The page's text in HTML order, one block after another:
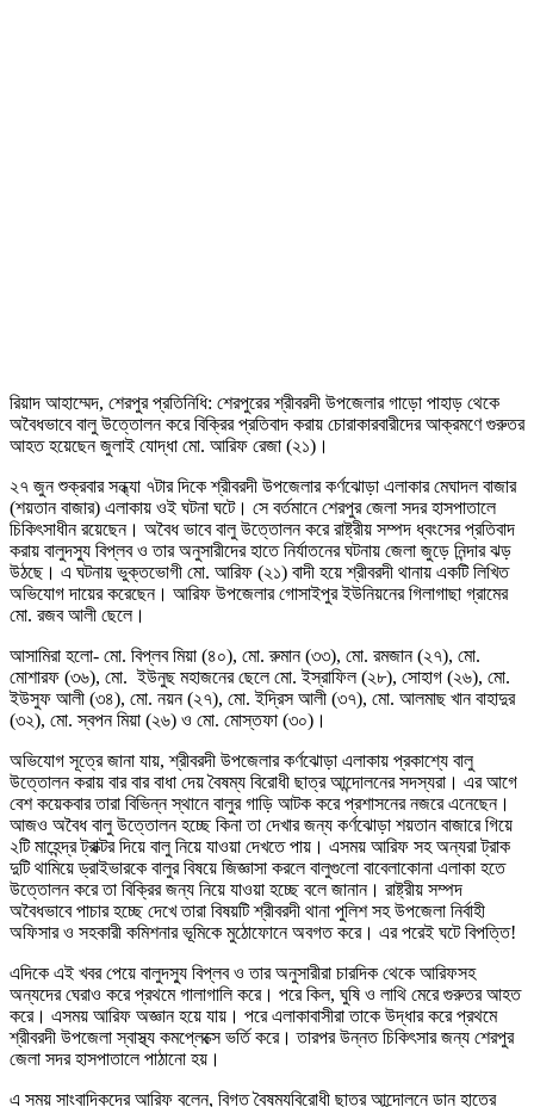
রিয়াদ আহাম্মেদ, শেরপুর প্রতিনিধি: শেরপুরের শ্রীবরদী উপজেলার গাড়ো পাহাড় থেকে
অবৈধভাবে বালু উত্তোলন করে বিক্রির প্রতিবাদ করায় চোরাকারবারীদের আক্রমণে গুরুতর
আহত হয়েছেন জুলাই যোদ্ধা মো. আরিফ রেজা (২১)।
২৭ জুন শুক্রবার সন্ধ্যা ৭টার দিকে শ্রীবরদী উপজেলার কর্ণঝোড়া এলাকার মেঘাদল বাজার
(শয়তান বাজার) এলাকায় ওই ঘটনা ঘটে। সে বর্তমানে শেরপুর জেলা সদর হাসপাতালে
চিকিৎসাধীন রয়েছেন। অবৈধ ভাবে বালু উত্তোলন করে রাষ্ট্রীয় সম্পদ ধ্বংসের প্রতিবাদ
করায় বালুদস্যু বিপ্লব ও তার অনুসারীদের হাতে নির্যাতনের ঘটনায় জেলা জুড়ে নিন্দার ঝড়
উঠছে। এ ঘটনায় ভুক্তভোগী মো. আরিফ (২১) বাদী হয়ে শ্রীবরদী থানায় একটি লিখিত
অভিযোগ দায়ের করেছেন। আরিফ উপজেলার গোসাইপুর ইউনিয়নের গিলাগাছা গ্রামের
মো. রজব আলী ছেলে।
আসামিরা হলো- মো. বিপ্লব মিয়া (৪০), মো. রুমান (৩৩), মো. রমজান (২৭), মো.
মোশারফ (৩৬), মো. ইউনুছ মহাজনের ছেলে মো. ইস্রাফিল (২৮), সোহাগ (২৬), মো.
ইউসুফ আলী (৩৪), মো. নয়ন (২৭), মো. ইদ্রিস আলী (৩৭), মো. আলমাছ খান বাহাদুর
(৩২), মো. স্বপন মিয়া (২৬) ও মো. মোস্তফা (৩০)।
অভিযোগ সূত্রে জানা যায়, শ্রীবরদী উপজেলার কর্ণঝোড়া এলাকায় প্রকাশ্যে বালু
উত্তোলন করায় বার বার বাধা দেয় বৈষম্য বিরোধী ছাত্র আন্দোলনের সদস্যরা। এর আগে
বেশ কয়েকবার তারা বিভিন্ন স্থানে বালুর গাড়ি আটক করে প্রশাসনের নজরে এনেছেন।
আজও অবৈধ বালু উত্তোলন হচ্ছে কিনা তা দেখার জন্য কর্ণঝোড়া শয়তান বাজারে গিয়ে
২টি মাহেন্দ্র ট্রাক্টর দিয়ে বালু নিয়ে যাওয়া দেখতে পায়। এসময় আরিফ সহ অন্যরা ট্রাক
দুটি থামিয়ে ড্রাইভারকে বালুর বিষয়ে জিজ্ঞাসা করলে বালুগুলো বাবেলাকোনা এলাকা হতে
উত্তোলন করে তা বিক্রির জন্য নিয়ে যাওয়া হচ্ছে বলে জানান। রাষ্ট্রীয় সম্পদ
অবৈধভাবে পাচার হচ্ছে দেখে তারা বিষয়টি শ্রীবরদী থানা পুলিশ সহ উপজেলা নির্বাহী
অফিসার ও সহকারী কমিশনার ভূমিকে মুঠোফোনে অবগত করে। এর পরেই ঘটে বিপত্তি!
এদিকে এই খবর পেয়ে বালুদস্যু বিপ্লব ও তার অনুসারীরা চারদিক থেকে আরিফসহ
অন্যদের ঘেরাও করে প্রথমে গালাগালি করে। পরে কিল, ঘুষি ও লাথি মেরে গুরুতর আহত
করে। এসময় আরিফ অজ্ঞান হয়ে যায়। পরে এলাকাবাসীরা তাকে উদ্ধার করে প্রথমে
শ্রীবরদী উপজেলা স্বাস্থ্য কমপ্লেক্সে ভর্তি করে। তারপর উন্নত চিকিৎসার জন্য শেরপুর
জেলা সদর হাসপাতালে পাঠানো হয়।
এ সময় সাংবাদিকদের আরিফ বলেন, বিগত বৈষম্যবিরোধী ছাত্র আন্দোলনে ডান হাতের